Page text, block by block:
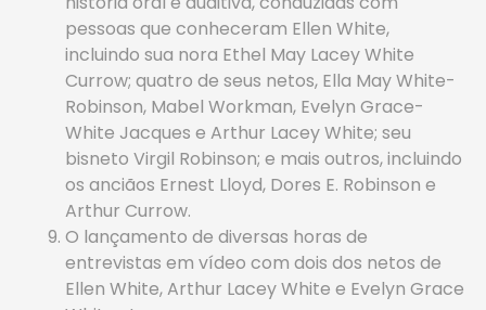
pessoas que conheceram Ellen White,
incluindo sua nora Ethel May Lacey White
Currow; quatro de seus netos, Ella May White-
Robinson, Mabel Workman, Evelyn Grace-
White Jacques e Arthur Lacey White; seu
bisneto Virgil Robinson; e mais outros, incluindo
os anciãos Ernest Lloyd, Dores E. Robinson e
Arthur Currow.
O lançamento de diversas horas de
entrevistas em vídeo com dois dos netos de
Ellen White, Arthur Lacey White e Evelyn Grace